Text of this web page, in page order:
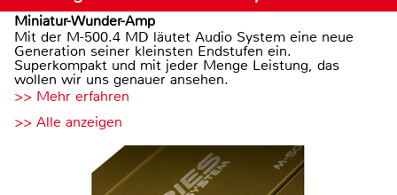
Miniatur-Wunder-Amp
Mit der M-500.4 MD läutet Audio System eine neue
Generation seiner kleinsten Endstufen ein.
Superkompakt und mit jeder Menge Leistung, das
wollen wir uns genauer ansehen.
>> Mehr erfahren
>> Alle anzeigen